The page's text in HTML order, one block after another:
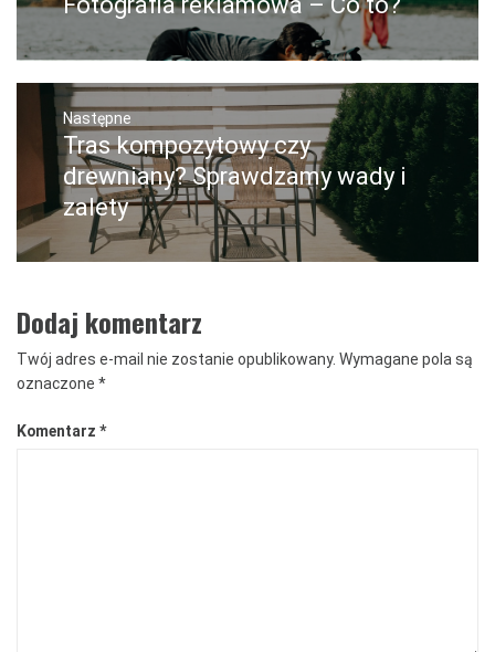
Następne
Następny
post:
Tras kompozytowy czy
drewniany? Sprawdzamy wady i
zalety
Dodaj komentarz
Twój adres e-mail nie zostanie opublikowany. Wymagane pola są
oznaczone *
Komentarz *